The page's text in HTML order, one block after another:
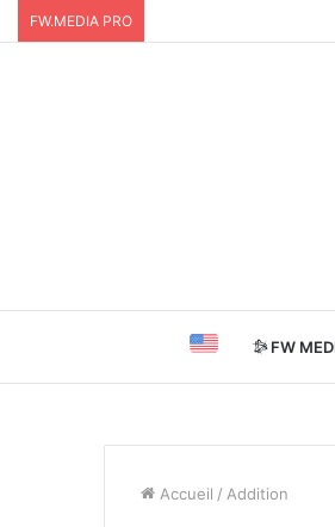
FW.MEDIA PRO
FW
Accueil / Addition